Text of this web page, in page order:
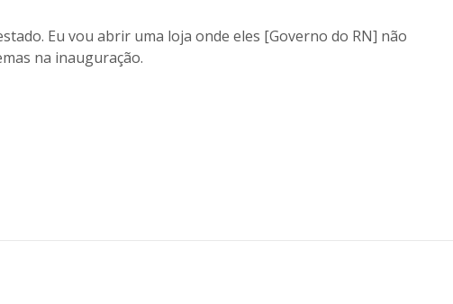
Eu vou abrir uma loja onde eles [Governo do RN] não
na inauguração.